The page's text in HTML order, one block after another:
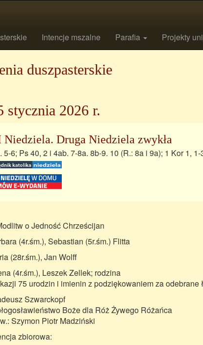
Intencje mszalne Parafia Projekty
duszpasterskie
stycznia 2026 r.
Niedziela. Druga Niedziela zwykła
5-6; Ps 40, 2 i 4ab. 7-8a. 8b-9. 10 (R.: 8a i 9a); 1 Kor 1,
o Jedność Chrześcijan
(4r.śm.), Sebastian (5r.śm.) Flitta
(28r.śm.), Jan Wolff
(4r.śm.), Leszek Zellek; rodzina
75 urodzin i imienin z podziękowaniem za odebrane
Szwarckopf
Boże dla Róż Żywego Różańca
Szymon Piotr Madziński
zbiorowa: